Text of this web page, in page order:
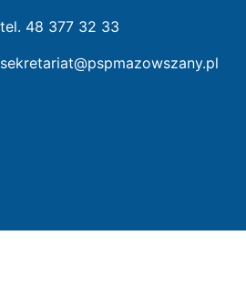
tel. 48 377 32 33
sekretariat@pspmazowszany.pl